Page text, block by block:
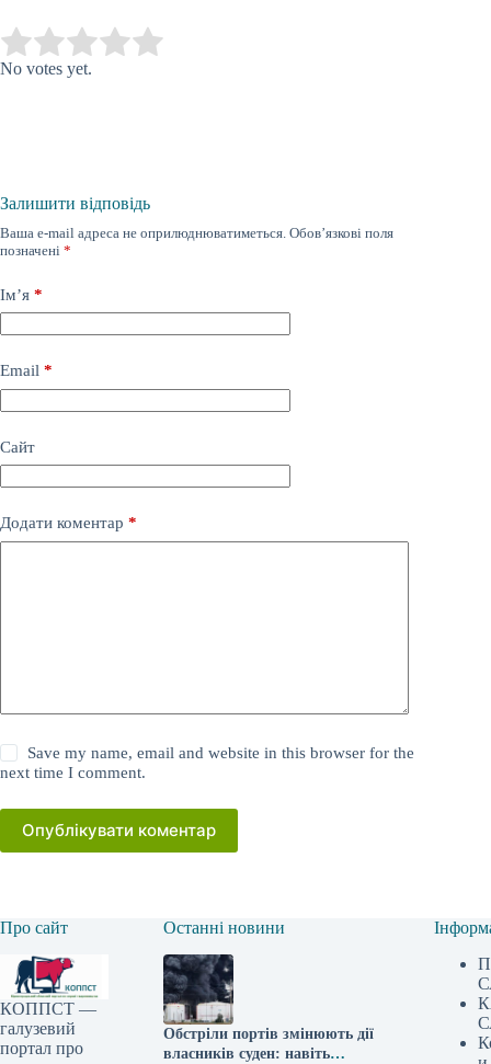
Rate this item:
No votes yet.
Залишити відповідь
Ваша e-mail адреса не оприлюднюватиметься. Обов’язкові поля
позначені *
Ім’я *
Email *
Сайт
Додати коментар *
Save my name, email and website in this browser for the
next time I comment.
Опублікувати коментар
Про сайт
КОППСТ —
галузевий
портал про
Останні новини
Обстріли портів змінюють дії
власників суден: навіть